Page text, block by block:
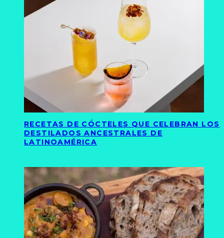
RECETAS DE CÓCTELES QUE CELEBRAN LOS
DESTILADOS ANCESTRALES DE
LATINOAMÉRICA